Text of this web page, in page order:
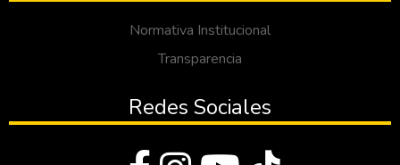
Normativa Institucional
Transparencia
Redes Sociales